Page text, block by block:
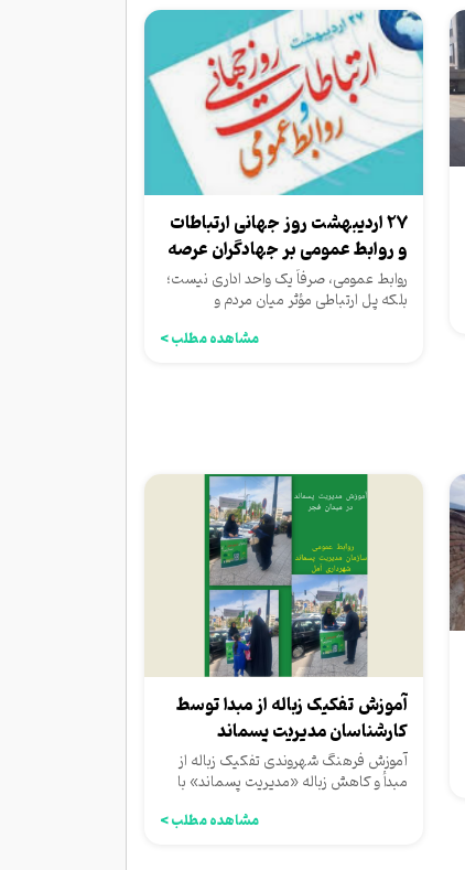
۲۷ اردیبهشت روز جهانی ارتباطات
و روابط عمومی بر جهادگران عرصه
تبیین...
روابط عمومی، صرفاً یک واحد اداری نیست؛
بلکه پل ارتباطی مؤثر میان مردم و
مشاهده مطلب >
آموزش تفکیک زباله از مبدا توسط
کارشناسان مدیریت پسماند
شهرداری آمل...
آموزش فرهنگ شهروندی تفکیک‌ زباله از
مبدأ و کاهش زباله «مدیریت پسماند» با
مشاهده مطلب >